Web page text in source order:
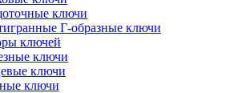
ключи
Г-образные ключи
ключей
ключи
ключи
ключи